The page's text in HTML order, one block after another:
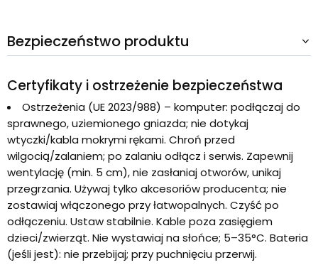
Bezpieczeństwo produktu
Certyfikaty i ostrzeżenie bezpieczeństwa
Ostrzeżenia (UE 2023/988) – komputer: podłączaj do
sprawnego, uziemionego gniazda; nie dotykaj
wtyczki/kabla mokrymi rękami. Chroń przed
wilgocią/zalaniem; po zalaniu odłącz i serwis. Zapewnij
wentylację (min. 5 cm), nie zasłaniaj otworów, unikaj
przegrzania. Używaj tylko akcesoriów producenta; nie
zostawiaj włączonego przy łatwopalnych. Czyść po
odłączeniu. Ustaw stabilnie. Kable poza zasięgiem
dzieci/zwierząt. Nie wystawiaj na słońce; 5–35°C. Bateria
(jeśli jest): nie przebijaj; przy puchnięciu przerwij.